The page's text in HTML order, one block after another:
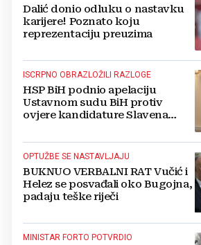
Dalić donio odluku o nastavku
karijere! Poznato koju
reprezentaciju preuzima
ISCRPNO OBRAZLOŽILI RAZLOGE
HSP BiH podnio apelaciju
Ustavnom sudu BiH protiv
ovjere kandidature Slavena
OPTUŽBE SE NASTAVLJAJU
BUKNUO VERBALNI RAT Vučić i
Helez se posvađali oko Bugojna,
padaju teške riječi
MINISTAR FORTO POTVRDIO